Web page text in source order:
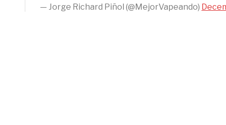
— Jorge Richard Piñol (@MejorVapeando)